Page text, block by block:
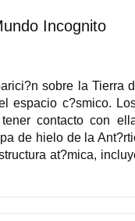
Incognito
sobre la Tierra
espacio c?smico.
contacto con
de hielo de la
at?mica,